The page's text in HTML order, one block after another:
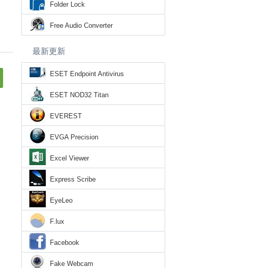
Folder Lock
Free Audio Converter
最新更新
ESET Endpoint Antivirus
ESET NOD32 Titan
EVEREST
EVGA Precision
Excel Viewer
Express Scribe
EyeLeo
F.lux
Facebook
Fake Webcam